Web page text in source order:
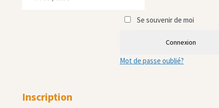
Se souvenir de moi
Connexion
Mot de passe oublié?
Inscription